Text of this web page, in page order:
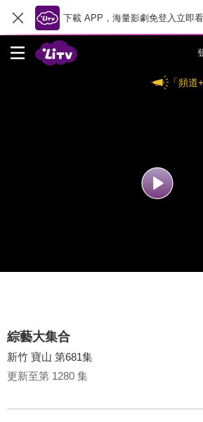
下載 APP，海量影劇免登入立即看
「頻
綜藝大集合
新竹 寶山 第681集
更新至第 1280 集